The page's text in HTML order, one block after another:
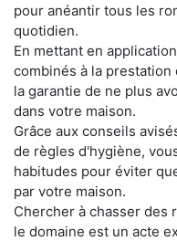
pour anéantir tous les
quotidien.
En mettant en
combinés à la
la garantie de ne plus
dans votre maison.
Grâce aux conseils
de règles d'hygiène,
habitudes pour éviter
par votre maison.
Chercher à chasser des
le domaine est un acte